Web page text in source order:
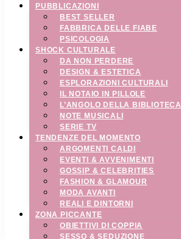
PUBBLICAZIONI
BEST SELLER
FABBRICA DELLE FIABE
PSICOLOGIA
SHOCK CULTURALE
DA NON PERDERE
DESIGN & ESTETICA
ESPLORAZIONI CULTURALI
IL NOTAIO IN PILLOLE
L’ANGOLO DELLA BIBLIOTECA
NOTE MUSICALI
SERIE TV
TENDENZE DEL MOMENTO
ARGOMENTI CALDI
EVENTI & AVVENIMENTI
GOSSIP & CELEBRITIES
FASHION & GLAMOUR
MODA AVANTI
REALI E DINTORNI
ZONA PICCANTE
OBIETTIVI DI COPPIA
SESSO & SEDUZIONE